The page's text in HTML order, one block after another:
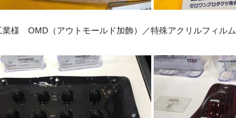
業様 OMD（アウトモールド加飾）／特殊アクリルフィルム